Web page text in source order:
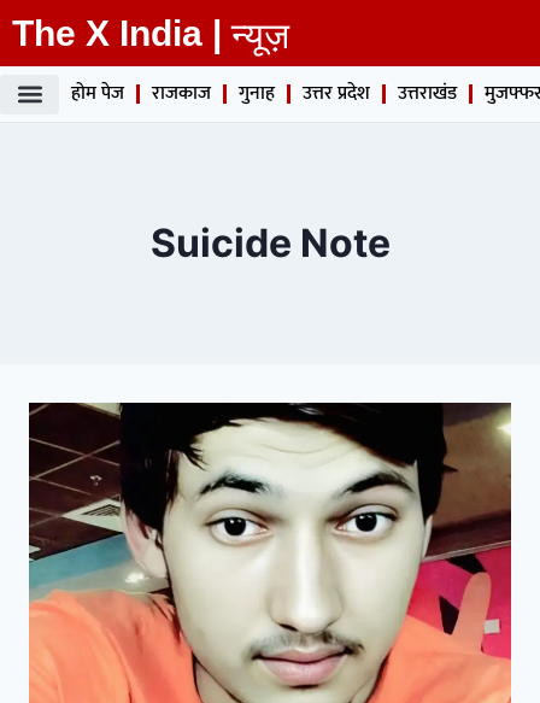
The X India | न्यूज़
होम पेज राजकाज गुनाह उत्तर प्रदेश उत्तराखंड
Suicide Note